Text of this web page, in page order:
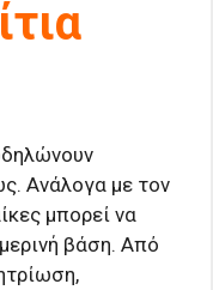
Ανάλογα με τον
μπορεί να
βάση. Από